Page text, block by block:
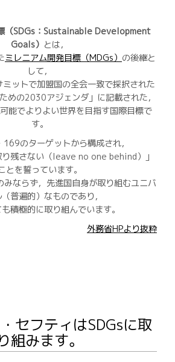
（SDGs：Sustainable Development
Goals） とは，
ミレニアム開発目標（MDGs） の後継と
して，
ットで加盟国の全会一致で採択された
めの2030アジェンダ」に記載された，
能でよりよい世界を目指す国際目標で
す。
のターゲットから構成され，
残さない（leave no one behind）」
とを誓っています。
みならず，先進国自身が取り組むユニバ
普遍的）なものであり，
積極的に取り組んでいます。
外務省HPより抜粋
セフティはSDGsに取
り組みます。